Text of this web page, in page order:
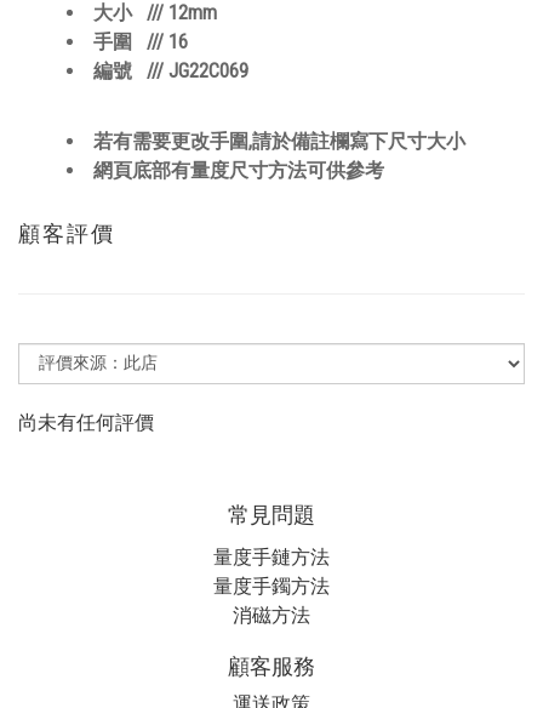
大小 /// 12mm
手圍 /// 16
編號 /// JG22C069
若有需要更改手圍,請於備註欄寫下尺寸大小
網頁底部有量度尺寸方法可供參考
顧客評價
尚未有任何評價
常見問題
量度手鏈方法
量度手鐲方法
消磁方法
顧客服務